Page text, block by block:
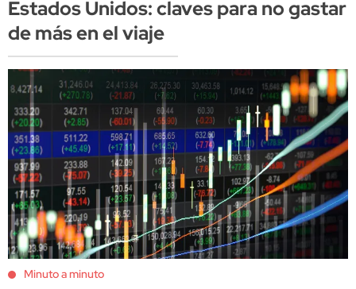
Estados Unidos: claves para no gastar
de más en el viaje
Minuto a minuto